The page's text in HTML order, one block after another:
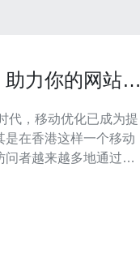
力你的网站流
是在香港这样一个移动
者越来越多地通过手
优化显得尤为重要。